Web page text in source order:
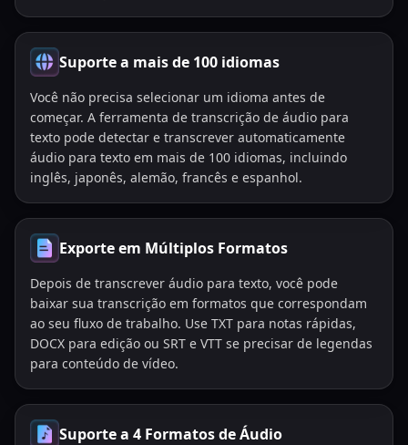
Suporte a mais de 100 idiomas
Você não precisa selecionar um idioma antes de
começar. A ferramenta de transcrição de áudio para
texto pode detectar e transcrever automaticamente
áudio para texto em mais de 100 idiomas, incluindo
inglês, japonês, alemão, francês e espanhol.
Exporte em Múltiplos Formatos
Depois de transcrever áudio para texto, você pode
baixar sua transcrição em formatos que correspondam
ao seu fluxo de trabalho. Use TXT para notas rápidas,
DOCX para edição ou SRT e VTT se precisar de legendas
para conteúdo de vídeo.
Suporte a 4 Formatos de Áudio